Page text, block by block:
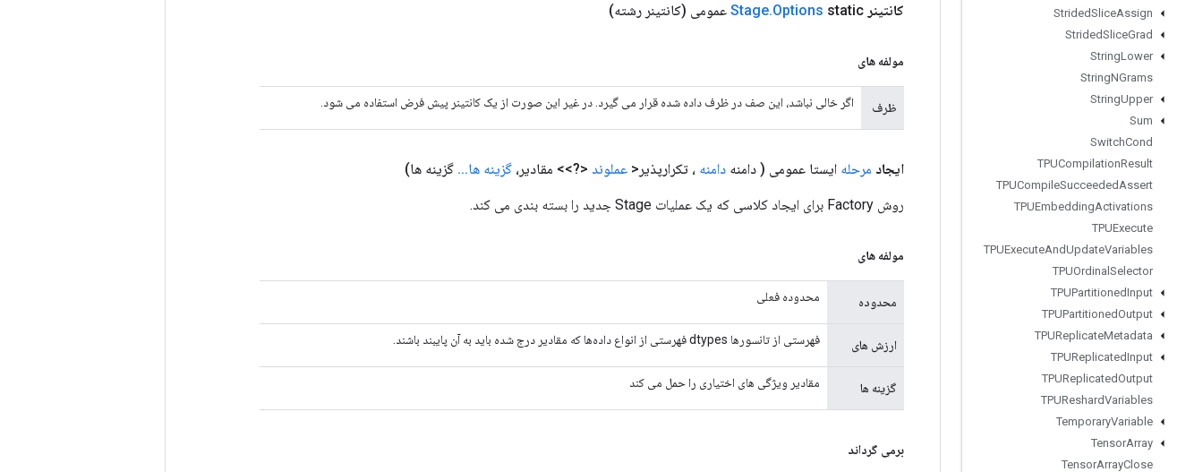
StridedSliceAssign
StridedSliceGrad
StringLower
StringNGrams
StringUpper
Sum
SwitchCond
TPUCompilationResult
TPUCompileSucceededAssert
TPUEmbeddingActivations
TPUExecute
TPUExecuteAndUpdateVariables
TPUOrdinal Selector
TPUPartitionedInput
TPUPartitionedOutput
TPUReplicateMetadata
TPUReplicatedInput
TPUReplicatedOutput
TPUReshardVariables
TemporaryVariable
TensorArray
TensorArrayClose
کانتینر Stage.Options static عمومی (کانتینر رشته)
مولفه های
ظرف اگر خالی نباشد، این صف در ظرف داده شده قرار می گیرد. در غیر این صورت از یک کانتینر پیش فرض استفاده می شود.
ایجاد مرحله ایستا عمومی ( دامنه دامنه ، تکرارپذیر< عملوند <?>> مقادیر، گزینه ها.
.
. گزینه ها)
روش Factory برای ایجاد کلاسی که یک عملیات Stage جدید را بسته بندی می کند.
مولفه های
محدوده محدوده فعلی
ارزش های فهرستی از تانسورها dtypes فهرستی از انواع داده‌ها که مقادیر درج شده باید به آن پایبند باشند.
گزینه ها مقادیر ویژگی های اختیاری را حمل می کند
برمی گرداند